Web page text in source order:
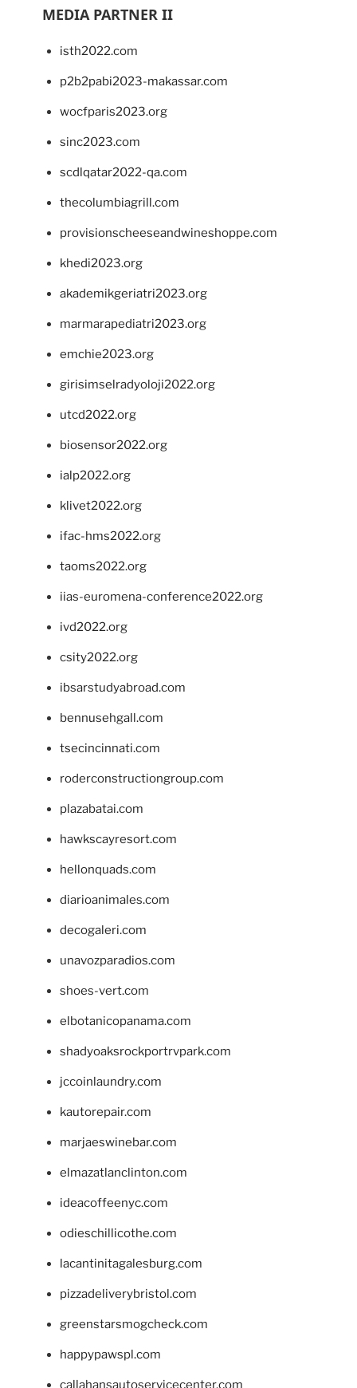
MEDIA PARTNER II
isth2022.com
p2b2pabi2023-makassar.com
wocfparis2023.org
sinc2023.com
scdlqatar2022-qa.com
thecolumbiagrill.com
provisionscheeseandwineshoppe.com
khedi2023.org
akademikgeriatri2023.org
marmarapediatri2023.org
emchie2023.org
girisimselradyoloji2022.org
utcd2022.org
biosensor2022.org
ialp2022.org
klivet2022.org
ifac-hms2022.org
taoms2022.org
iias-euromena-conference2022.org
ivd2022.org
csity2022.org
ibsarstudyabroad.com
bennusehgall.com
tsecincinnati.com
roderconstructiongroup.com
plazabatai.com
hawkscayresort.com
hellonquads.com
diarioanimales.com
decogaleri.com
unavozparadios.com
shoes-vert.com
elbotanicopanama.com
shadyoaksrockportrvpark.com
jccoinlaundry.com
kautorepair.com
marjaeswinebar.com
elmazatlanclinton.com
ideacoffeenyc.com
odieschillicothe.com
lacantinitagalesburg.com
pizzadeliverybristol.com
greenstarsmogcheck.com
happypawspl.com
callahansautoservicecenter.com